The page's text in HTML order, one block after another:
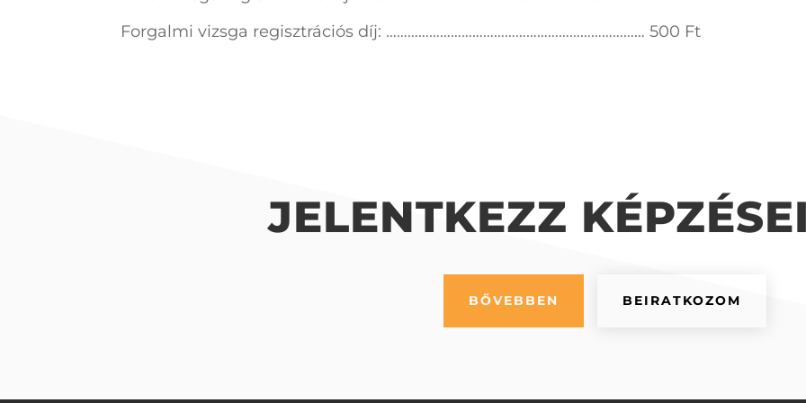
Forgalmi vizsga regisztrációs díj: ……………………………………………………………… 500 Ft
JELENTKEZZ
BŐVEBBEN BEIRATKOZOM